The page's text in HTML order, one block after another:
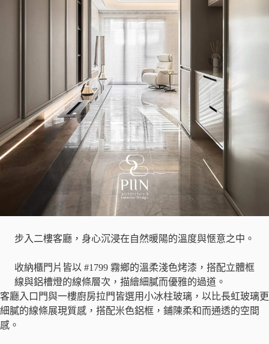
步入二樓客廳，身心沉浸在自然暖陽的溫度與愜意之中。
收納櫃門片皆以 #1799 霧鄉的溫柔淺色烤漆，搭配立體框
線與鋁槽燈的線條層次，描繪細膩而優雅的過道。
客廳入口門與一樓廚房拉門皆選用小冰柱玻璃，以比長虹玻璃更
細膩的線條展現質感，搭配米色鋁框，鋪陳柔和而通透的空間
感。